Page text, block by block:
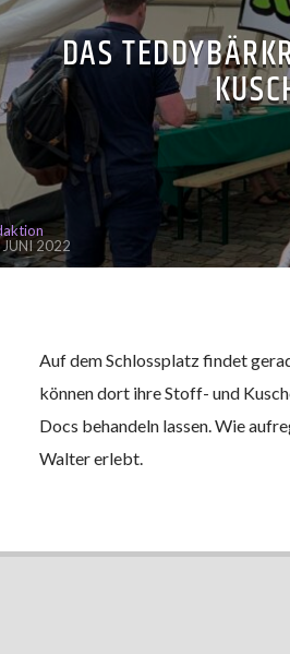
DAS
2022
Auf dem Schlossplatz findet
können dort ihre Stoff- und
Docs behandeln lassen. Wie
Walter erlebt.